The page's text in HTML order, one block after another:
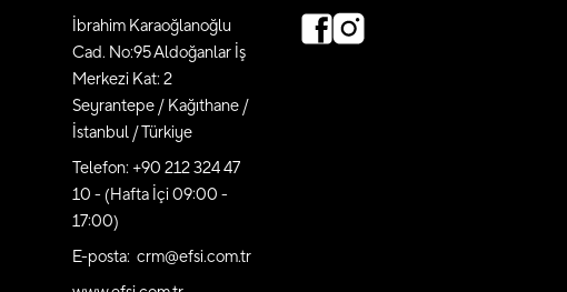
İbrahim Karaoğlanoğlu
Cad. No:95 Aldoğanlar İş
Merkezi Kat: 2
Seyrantepe / Kağıthane /
İstanbul / Türkiye
Telefon: +90 212 324 47
10 - (Hafta İçi 09:00 -
17:00)
E-posta: crm@efsi.com.tr